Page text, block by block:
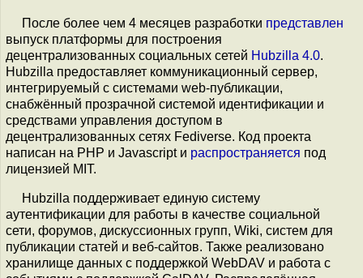
После более чем 4 месяцев разработки представлен
выпуск платформы для построения
децентрализованных социальных сетей Hubzilla 4.0.
Hubzilla предоставляет коммуникационный сервер,
интегрируемый с системами web-публикации,
снабжённый прозрачной системой идентификации и
средствами управления доступом в
децентрализованных сетях Fediverse. Код проекта
написан на PHP и Javascript и распространяется под
лицензией MIT.
Hubzilla поддерживает единую систему
аутентификации для работы в качестве социальной
сети, форумов, дискуссионных групп, Wiki, систем для
публикации статей и веб-сайтов. Также реализовано
хранилище данных с поддержкой WebDAV и работа с